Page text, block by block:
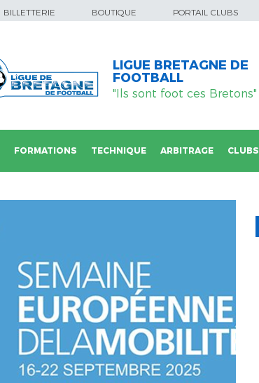
BILLETTERIE BOUTIQUE PORTAIL CLUBS
LIGUE BRETAGNE DE
FOOTBALL
"Ils sont foot ces Bretons"
FORMATIONS TECHNIQUE ARBITRAGE CLUBS